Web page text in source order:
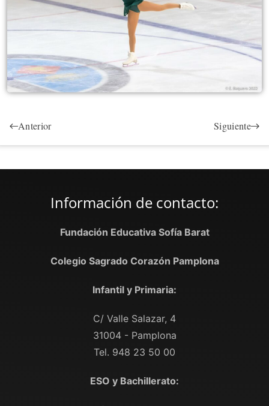
Anterior Siguiente
Información de contacto:
Fundación Educativa Sofía Barat
Colegio Sagrado Corazón Pamplona
Infantil y Primaria:
C/ Valle Salazar, 4
31004 - Pamplona
Tel. 948 23 50 00
ESO y Bachillerato: